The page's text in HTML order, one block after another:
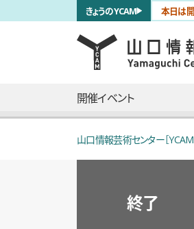
skip to main content 本日は
きょうのYCAM
言語を切り替える
メインナビゲーション
開催イベント
山口情報芸術センター［YCAM
終了